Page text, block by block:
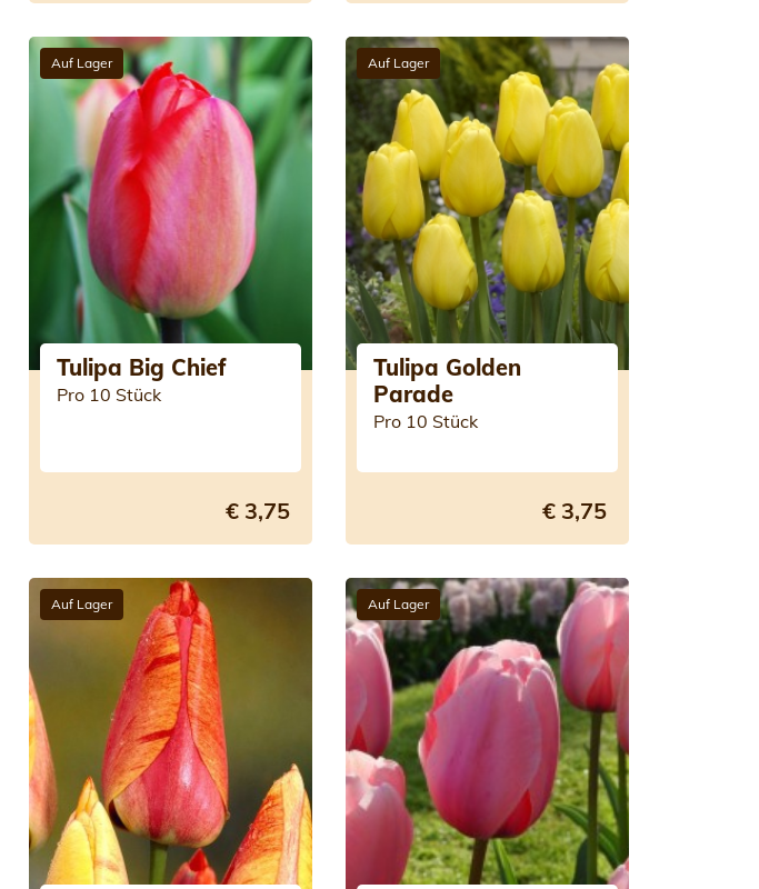
Auf Lager
Tulipa Big Chief
Pro 10 Stück
€ 3,75
Auf Lager
Tulipa Golden
Parade
Pro 10 Stück
€ 3,75
Auf Lager Auf Lager